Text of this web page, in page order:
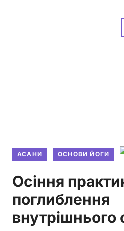
АСАНИ ОСНОВИ ЙОГИ
Осіння
поглиблення
внутрішнього